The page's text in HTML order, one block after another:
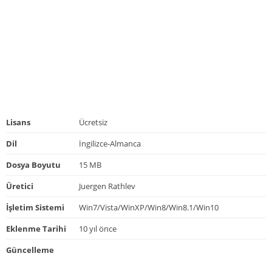
Lisans
Ücretsiz
Dil
İngilizce-Almanca
Dosya Boyutu
15 MB
Üretici
Juergen Rathlev
İşletim Sistemi
Win7/Vista/WinXP/Win8/Win8.1/Win10
Eklenme Tarihi
10 yıl önce
Güncelleme